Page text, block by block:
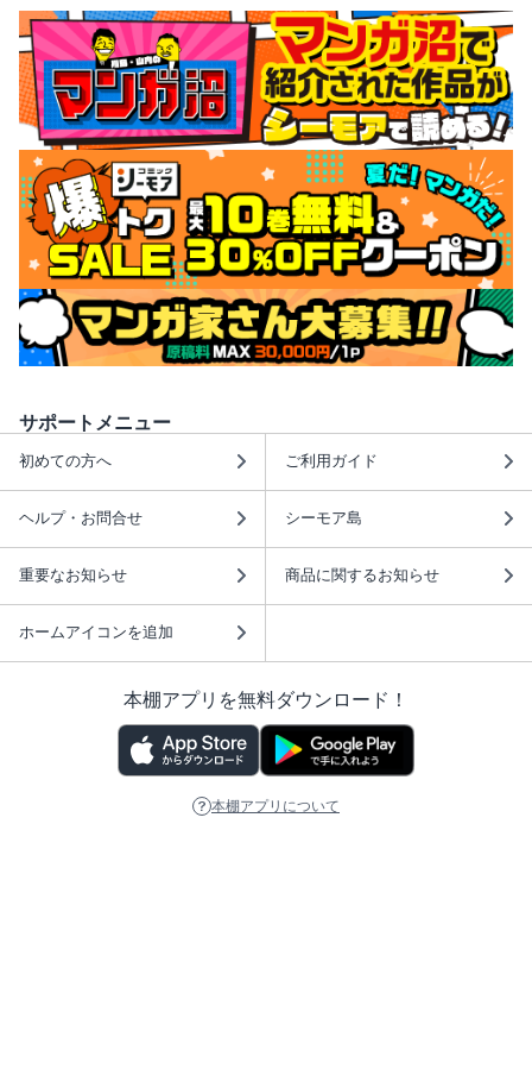
サポートメニュー
初めての方へ ご利用ガイド
ヘルプ・お問合せ シーモア島
重要なお知らせ 商品に関するお知らせ
ホームアイコンを追加
本棚アプリを無料ダウンロード！
本棚アプリについて